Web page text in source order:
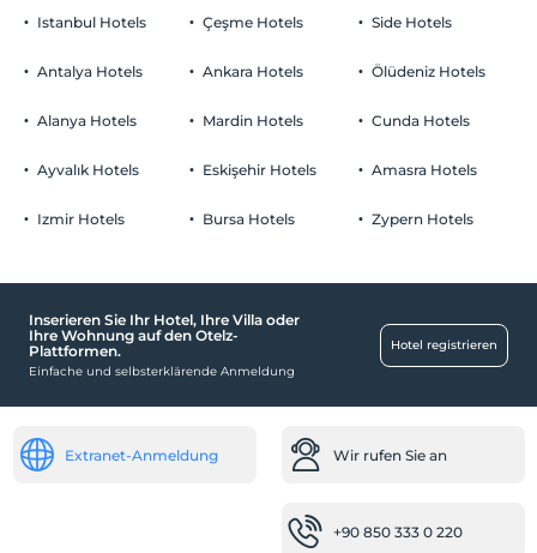
Parken
Kostenlos Privatparkplatz
Essen & Getränke
Gelegenheit zum Mitnehmen
Räume
Der Haupteingang ist flach.
Haustiere
Rauchen
Der Aufenthalt für Kleinkinder bis zum Alter von 2 ist
Zimmer kostenlos
Istanbul Hotels
Antalya Hotels
Alanya Hotels
Ayvalık Hotels
Izmir Hotels
Çeşme Hotels
Ankara Hotels
Mardin Hotels
Eskişehir Hotels
Bursa Hotels
Side Hotels
Ölüdeniz Hotels
Cunda Hotels
Amasra Hotels
Zypern Hotels
Inserieren Sie Ihr Hotel, Ihre Villa oder
Ihre Wohnung auf den Otelz-
Plattformen.
Einfache und selbsterklärende Anmeldung
Hotel registrieren
Extranet-Anmeldung Wir rufen Sie an
+90 850 333 0 220